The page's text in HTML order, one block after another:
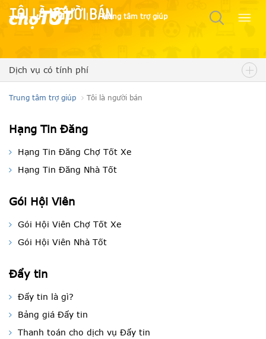
Trung tâm trợ giúp
Tôi là người bán
Dịch vụ có tính phí
Trung tâm trợ giúp Tôi là người bán
Hạng Tin Đăng
Hạng Tin Đăng Chợ Tốt Xe
Hạng Tin Đăng Nhà Tốt
Gói Hội Viên
Gói Hội Viên Chợ Tốt Xe
Gói Hội Viên Nhà Tốt
Đẩy tin
Đẩy tin là gì?
Bảng giá Đẩy tin
Thanh toán cho dịch vụ Đẩy tin